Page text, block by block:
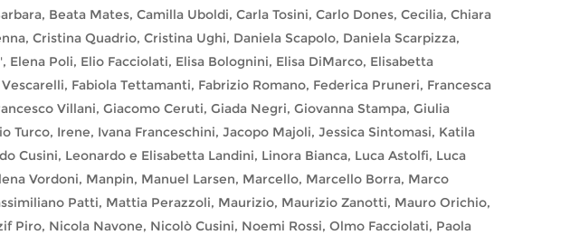
Beata Mates, Camilla Uboldi, Carla Tosini, Carlo Dones, Cecilia, Chiara
Cristina Quadrio, Cristina Ughi, Daniela Scapolo, Daniela Scarpizza,
Poli, Elio Facciolati, Elisa Bolognini, Elisa DiMarco, Elisabetta
Fabiola Tettamanti, Fabrizio Romano, Federica Pruneri, Francesca
Villani, Giacomo Ceruti, Giada Negri, Giovanna Stampa, Giulia
Irene, Ivana Franceschini, Jacopo Majoli, Jessica Sintomasi, Katila
Cusini, Leonardo e Elisabetta Landini, Linora Bianca, Luca Astolfi, Luca
Vordoni, Manpin, Manuel Larsen, Marcello, Marcello Borra, Marco
Patti, Mattia Perazzoli, Maurizio, Maurizio Zanotti, Mauro Orichio,
Nicola Navone, Nicolò Cusini, Noemi Rossi, Olmo Facciolati, Paola